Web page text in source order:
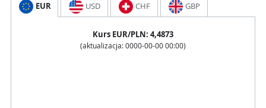
EUR USD CHF GBP
Kurs EUR/PLN: 4,4873
(aktualizacja: 0000-00-00 00:00)